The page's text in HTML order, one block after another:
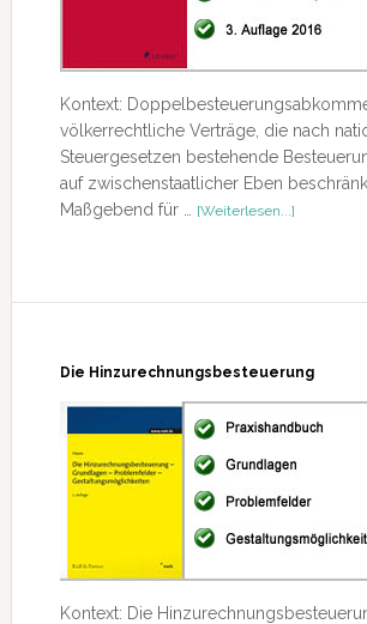
Kontext:
völkerrechtliche Verträge, die nach
Steuergesetzen bestehende
auf zwischenstaatlicher Eben
Maßgebend für …
[Weiterlesen...]
Die Hinzurechnungsbesteuerung
Kontext: Die